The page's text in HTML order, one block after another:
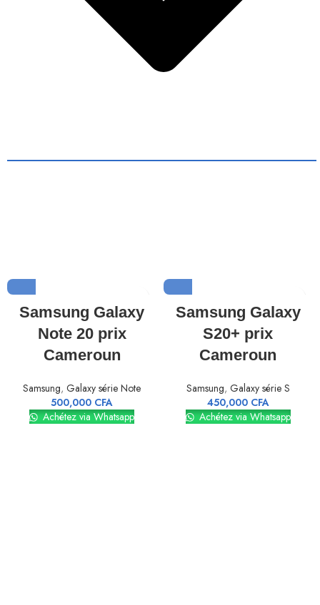
Samsung Galaxy
Note 20 prix
Cameroun
Samsung, Galaxy série Note
500,000 CFA
Achétez via Whatsapp
Samsung Galaxy
S20+ prix
Cameroun
Samsung, Galaxy série S
450,000 CFA
Achétez via Whatsapp